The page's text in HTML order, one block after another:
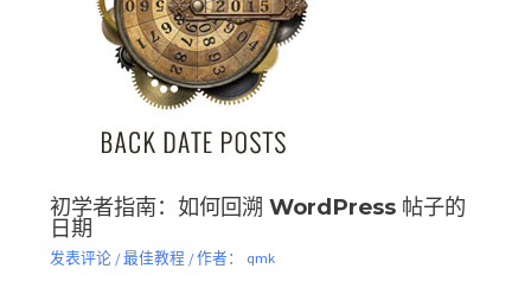
初学者指南：如何回溯 WordPress 帖子的
日期
发表评论 /最佳教程 / 作者： qmk